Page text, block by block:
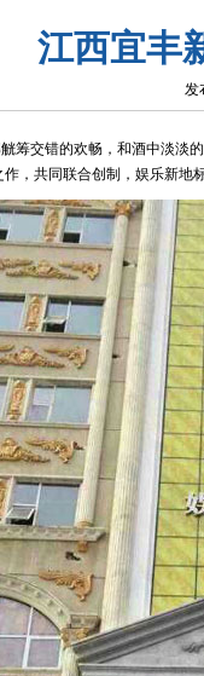
江西宜丰
发
筹交错的欢畅， 和酒中淡淡
， 共同联合创制， 娱乐新地